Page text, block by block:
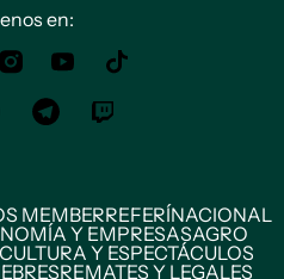
en:
MEMBERREFERÍNACIONAL
Y EMPRESASAGRO
CULTURA Y ESPECTÁCULOS
REMATES Y LEGALES